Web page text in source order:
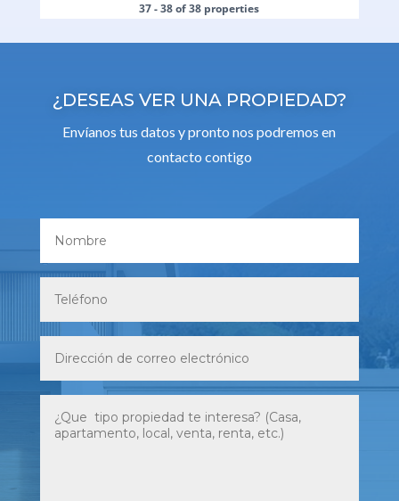
37 - 38 of 38 properties
¿DESEAS VER UNA PROPIEDAD?
Envíanos tus datos y pronto nos podremos en
contacto contigo